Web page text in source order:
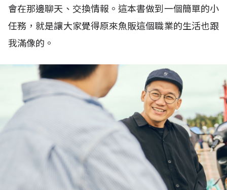
會在那邊聊天、交換情報。這本書做到一個簡單的小
任務，就是讓大家覺得原來魚販這個職業的生活也跟
我滿像的。